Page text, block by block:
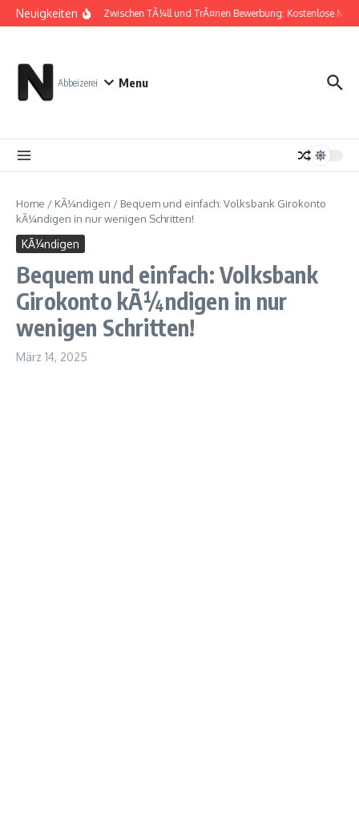
Zum Inhalt springen
Neuigkeiten Zwischen TÃ¼ll und TrÃ¤nen Bewerbung: Kostenlose
Abbeizerei Menu
Home / KÃ¼ndigen / Bequem und einfach: Volksbank Girokonto
kÃ¼ndigen in nur wenigen Schritten!
KÃ¼ndigen
Bequem und einfach: Volksbank
Girokonto kÃ¼ndigen in nur
wenigen Schritten!
März 14, 2025